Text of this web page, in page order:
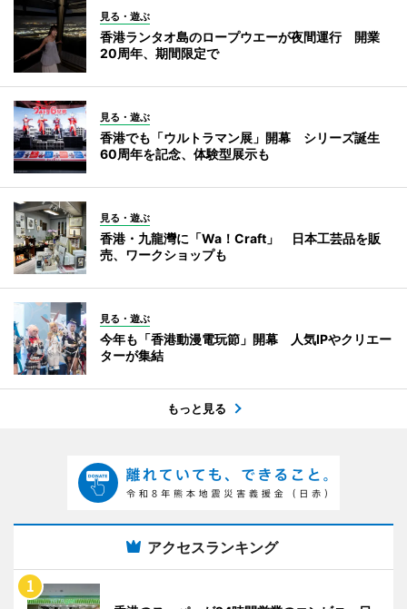
見る・遊ぶ
香港ランタオ島のロープウエーが夜間運行 開業
20周年、期間限定で
見る・遊ぶ
香港でも「ウルトラマン展」開幕 シリーズ誕生
60周年を記念、体験型展示も
見る・遊ぶ
香港・九龍灣に「Wa！Craft」 日本工芸品を販
売、ワークショップも
見る・遊ぶ
今年も「香港動漫電玩節」開幕 人気IPやクリエー
ターが集結
もっと見る
アクセスランキング